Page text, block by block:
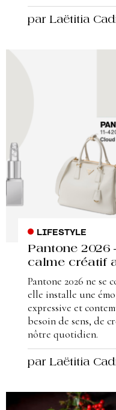
par Laëtitia
LIFESTYLE
Pantone 2026
calme créatif
Pantone 2026 ne se
elle installe une
expressive et
besoin de sens, de
nôtre quotidien.
par Laëtitia